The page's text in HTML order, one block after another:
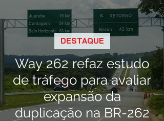
Way 262 refaz estudo
de tráfego para avaliar
expansão da
duplicação na BR-262
DESTAQUE